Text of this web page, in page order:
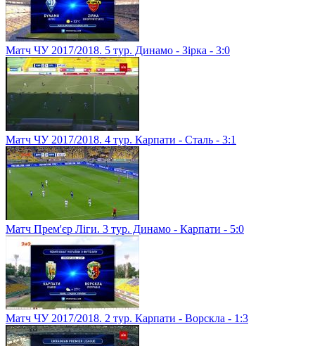
Матч ЧУ 2017/2018. 5 тур. Динамо - Зірка - 3:0
Матч ЧУ 2017/2018. 4 тур. Карпати - Сталь - 3:1
Матч Прем'єр Ліги. 3 тур. Динамо - Карпати - 5:0
Матч ЧУ 2017/2018. 2 тур. Карпати - Ворскла - 1:3